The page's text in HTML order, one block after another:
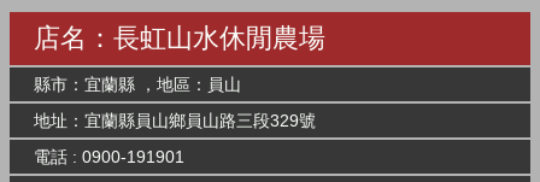
店名：長虹山水休閒農場
縣市：宜蘭縣 ，地區：員山
地址：宜蘭縣員山鄉員山路三段329號
電話 : 0900-191901